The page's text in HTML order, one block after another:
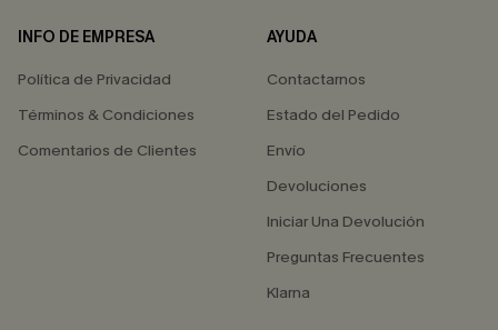
INFO DE EMPRESA
Política de Privacidad
Términos & Condiciones
Comentarios de Clientes
AYUDA
Contactarnos
Estado del Pedido
Envío
Devoluciones
Iniciar Una Devolución
Preguntas Frecuentes
Klarna